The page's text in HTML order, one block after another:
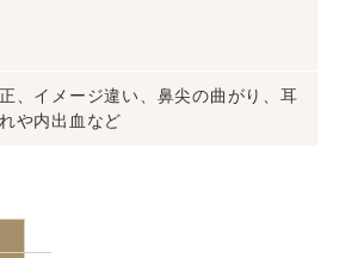
、イメージ違い、鼻尖の曲がり、耳
や内出血など